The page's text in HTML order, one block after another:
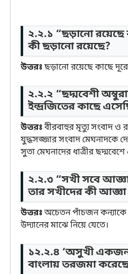
২.২.১ “ছড়ানো রয়েছে
কী ছড়ানো রয়েছে?
উত্তরঃছড়ানো রয়েছে কাছে
২.২.২ “ছদ্মবেশী
ইন্দ্রজিতের কাছে
উত্তরঃবীরবাহুর মৃত্যু সংবাদ ও
যুদ্ধসজ্জার সংবাদ মেঘনাদকে
সুতা মেঘনাদের ধাত্রীর
২.২.৩ “সখী সবে
তার সখীদের কী আজ্ঞা
উত্তরঃঅচেতন পাঁচজন কন্যাকে
উদ্যানের মাঝে নিয়ে যেতে।
১২.২.৪ ‘অসুখী
বাংলায় তরজমা